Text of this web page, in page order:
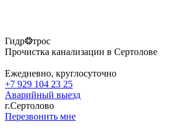
Гидр❂трос
Прочистка канализации в Сертолове
Ежедневно, круглосуточно
+7 929 104 23 25
Аварийный выезд
г.Сертолово
Перезвонить мне